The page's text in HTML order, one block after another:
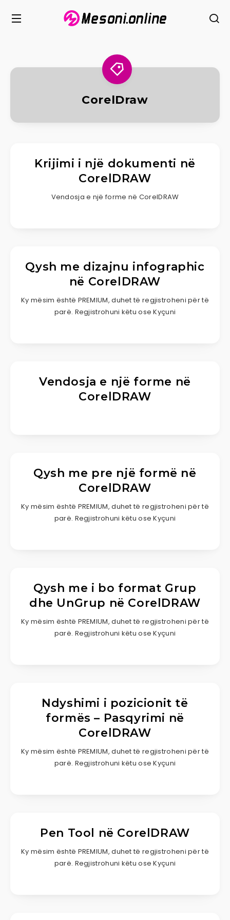
CorelDraw
Krijimi i një dokumenti në
CorelDRAW
Vendosja e një forme në CorelDRAW
Qysh me dizajnu infographic
në CorelDRAW
Ky mësim është PREMIUM, duhet të regjistroheni për të
parë. Regjistrohuni këtu ose Kyçuni
Vendosja e një forme në
CorelDRAW
Qysh me pre një formë në
CorelDRAW
Ky mësim është PREMIUM, duhet të regjistroheni për të
parë. Regjistrohuni këtu ose Kyçuni
Qysh me i bo format Grup
dhe UnGrup në CorelDRAW
Ky mësim është PREMIUM, duhet të regjistroheni për të
parë. Regjistrohuni këtu ose Kyçuni
Ndyshimi i pozicionit të
formës – Pasqyrimi në
CorelDRAW
Ky mësim është PREMIUM, duhet të regjistroheni për të
parë. Regjistrohuni këtu ose Kyçuni
Pen Tool në CorelDRAW
Ky mësim është PREMIUM, duhet të regjistroheni për të
parë. Regjistrohuni këtu ose Kyçuni